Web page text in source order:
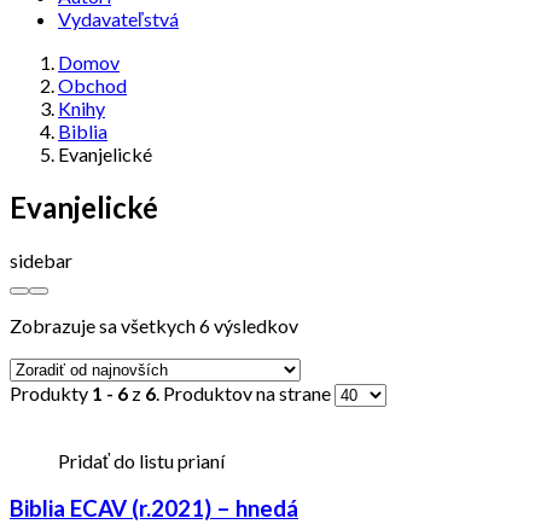
Vydavateľstvá
Domov
Obchod
Knihy
Biblia
Evanjelické
Evanjelické
sidebar
Zobrazuje sa všetkych 6 výsledkov
Produkty 1 - 6 z 6 . Produktov na strane
Pridať do listu prianí
Biblia ECAV (r.2021) – hnedá